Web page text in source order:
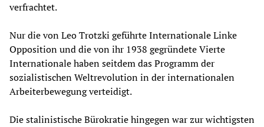
verfrachtet.
Nur die von Leo Trotzki geführte Internationale Linke
Opposition und die von ihr 1938 gegründete Vierte
Internationale haben seitdem das Programm der
sozialistischen Weltrevolution in der internationalen
Arbeiterbewegung verteidigt.
Die stalinistische Bürokratie hingegen war zur wichtigsten